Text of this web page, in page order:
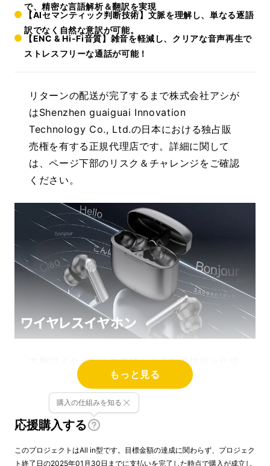
で、精密な言語解析＆翻訳を実現
【AIセマンティック判断技術】文脈を理解し、単なる逐語
訳でなく自然な意訳が可能。
【ENC & Hi-Fi音質】雑音を軽減し、クリアな音声再生で
ストレスフリーな通話が可能！
リターンの配送が完了するまで株式会社アシが
はShenzhen guaiguai Innovation
Technology Co., Ltd.の日本における独占販
売権を有する正規代理店です。詳細に関して
は、ページ下部のリスク＆チャレンジをご確認
ください。
本翻訳イヤホンは先進的な人工知能技術と伝統
的なイヤホン機能を巧みに融合させた革新的な
携帯機器であります。
優れたオーディオ体験をユーザーにもたらすだ
けでなく、言語障害を打破して異なる言語ユー
ザー間のシームレスなコミュニケーションを実
もっと見る
応援購入する
購入の仕組みを知る
このプロジェクトはAll in型です。目標金額の達成に関わらず、プロジェク
ト終了日の2025年01月30日までに支払いを完了した時点で購入が成立し